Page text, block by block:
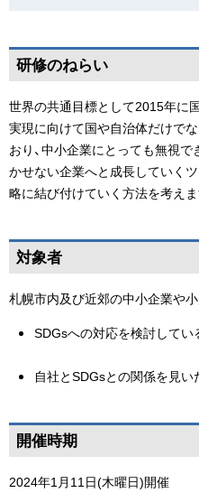
ペ
ー
ジ
の
ト
ッ
プ
る
研修のねらい
世界の共通目標として2015年に
実現に向けて国や自治体だけで
おり、中小企業にとっても無視
かせない企業へと成長していく
略に結び付けていく方法を考えま
ペ
ー
ジ
ト
プ
戻
る
対象者
札幌市内及び近郊の中小企業や
SDGsへの対応を検討してい
自社とSDGsとの関係を見い
ペ
ー
ジ
開催時期
2024年1月11日(木曜日)開催